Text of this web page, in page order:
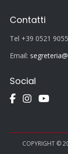
Contatti
Tel +39 0521
Email:
Social
COPYRIGHT ©